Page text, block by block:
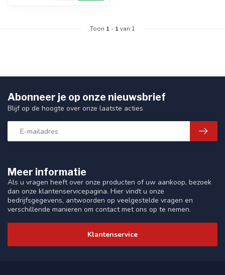
Toon 1 - 1van 1
Meer informatie
Als u vragen heeft over onze producten of uw aankoop, bezoek
dan onze klantenservicepagina. Hier vindt u onze
bedrijfsgegevens, antwoorden op veelgestelde vragen en
verschillende manieren om contact met ons op te nemen.
Klantenservice
Abonneer je op onze nieuwsbrief
Blijf op de hoogte over onze laatste acties